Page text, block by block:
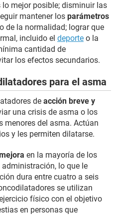
mejor posible; disminuir las
mantener los parámetros
de la normalidad; lograr que
incluido el deporte o la
cantidad de
los efectos secundarios.
para el asma
de acción breve y
una crisis de asma o los
menores del asma. Actúan
y les permiten dilatarse.
en la mayoría de los
lo que le
dura entre cuatro a seis
se utilizan
físico con el objetivo
en personas que